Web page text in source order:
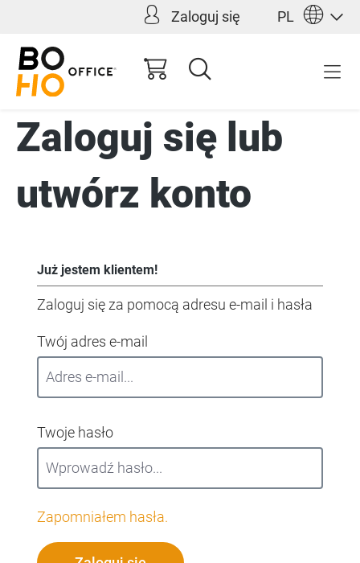
Zaloguj się PL
Zaloguj się lub
utwórz konto
Już jestem klientem!
Zaloguj się za pomocą adresu e-mail i hasła
Twój adres e-mail
Twoje hasło
Zapomniałem hasła.